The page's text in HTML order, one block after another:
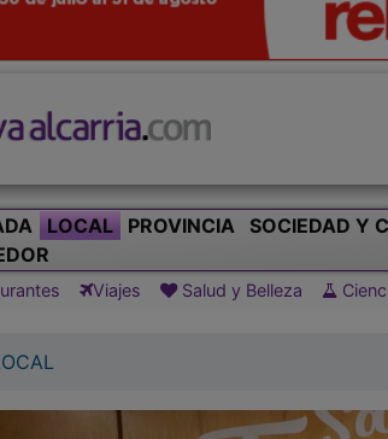
LOCAL PROVINCIA SOCIEDAD Y
Viajes Salud y Belleza